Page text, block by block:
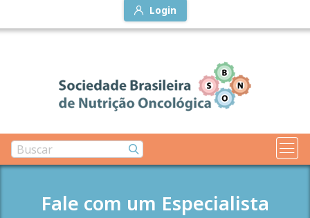
Login
Fale com um Especialista